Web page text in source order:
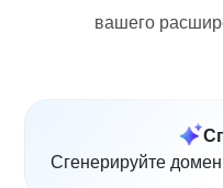
вашего
Сгенерируйте